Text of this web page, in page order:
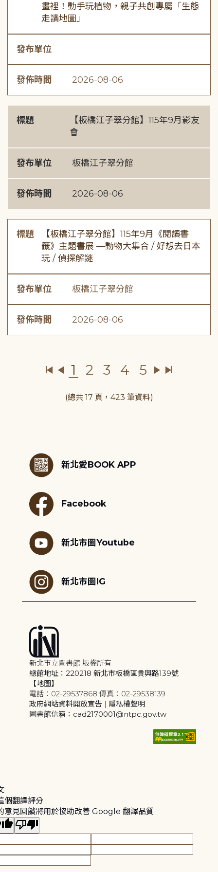
畫裡！動手玩植物，親子共創專屬「生態
走讀地圖」
發布單位
發佈時間 2026-08-06
標題
【板橋江子翠分館】115年9月影友
會
發布單位 板橋江子翠分館
發佈時間 2026-08-06
標題
【板橋江子翠分館】115年9月《閱讀書
籤》主題書展 —動物大集合 / 好想去日本
玩 / 偵探解謎
發布單位 板橋江子翠分館
發佈時間 2026-08-06
1 2 3 4 5
(總共 17 頁，423 筆資料)
新北愛BOOK APP
Facebook
新北市圖Youtube
新北市圖IG
新北市立圖書館 版權所有
總館地址：220218 新北市板橋區貴興路139號
【地圖】
電話：02-29537868 傳真：02-29538139
政府網站資料開放宣告 | 隱私權聲明
圖書館信箱：cad2170001@ntpc.gov.tw
個翻譯評分
意見回饋將用於協助改善 Google 翻譯品質